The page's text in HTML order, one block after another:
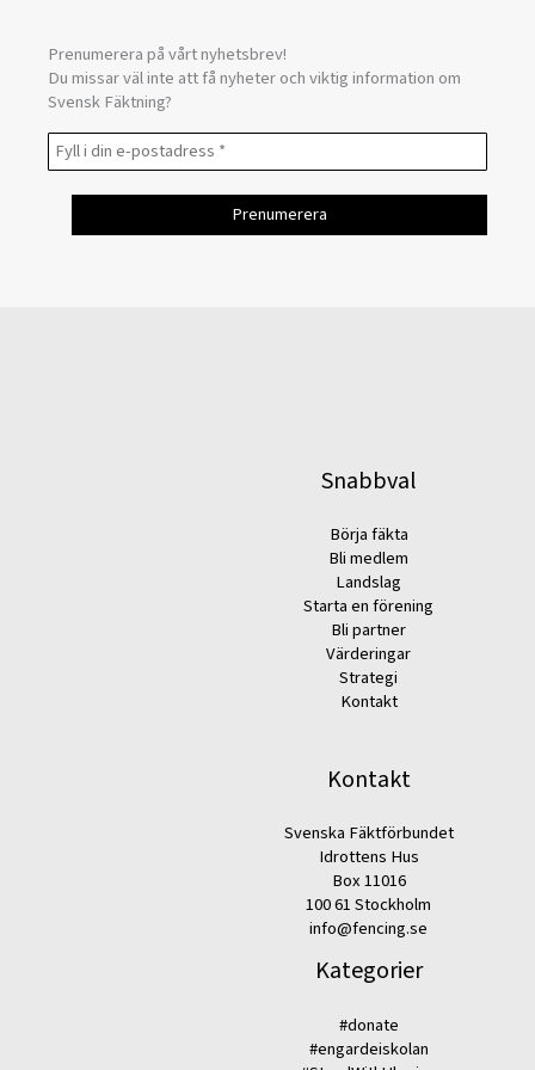
Prenumerera på vårt nyhetsbrev!
Du missar väl inte att få nyheter och viktig information om
Svensk Fäktning?
Snabbval
Börja fäkta
Bli medlem
Landslag
Starta en förening
Bli partner
Värderingar
Strategi
Kontakt
Kontakt
Svenska Fäktförbundet
Idrottens Hus
Box 11016
100 61 Stockholm
info@fencing.se
Kategorier
#donate
#engardeiskolan